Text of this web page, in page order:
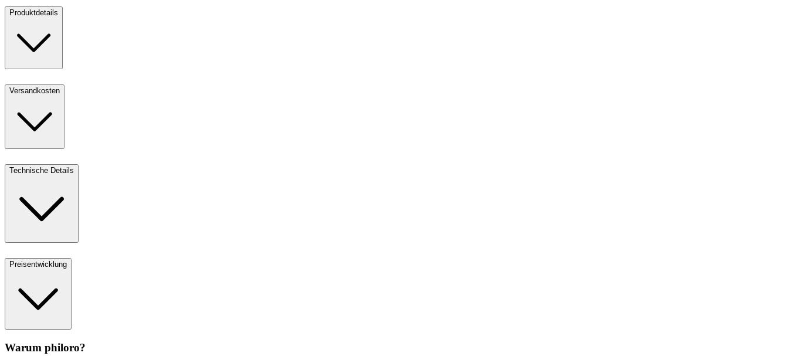
Produktdetails
Versandkosten
Technische Details
Preisentwicklung
Warum philoro?